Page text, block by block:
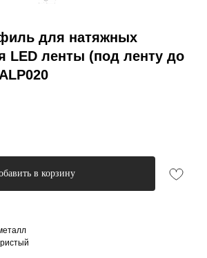
для натяжных
LED ленты (под ленту до
в корзину